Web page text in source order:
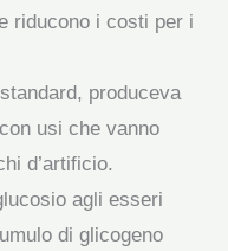
riducono i costi per i
produceva
usi che vanno
d’artificio.
agli esseri
di glicogeno